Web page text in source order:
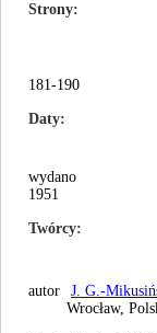
Strony
181-190
Daty
wydano
1951
Twórcy
autor
J. G.-
Wrocław,